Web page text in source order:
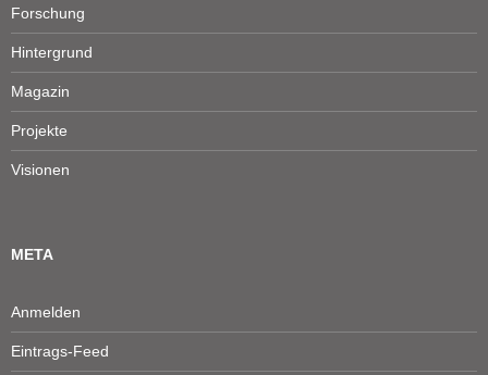
Forschung
Hintergrund
Magazin
Projekte
Visionen
META
Anmelden
Eintrags-Feed